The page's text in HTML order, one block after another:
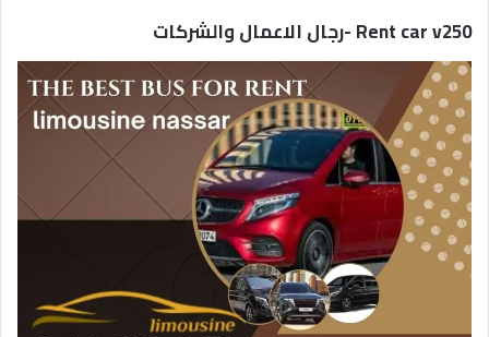
Rent car v250 -رجال الاعمال والشركات